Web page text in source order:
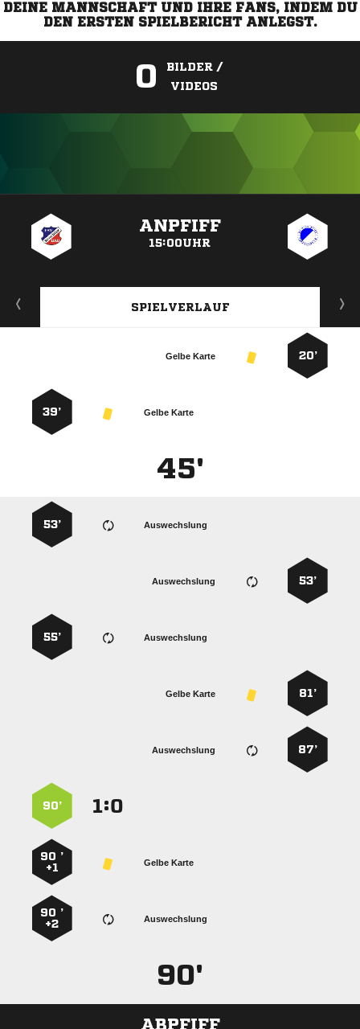
DEINE MANNSCHAFT UND IHRE FANS, INDEM DU
DEN ERSTEN SPIELBERICHT ANLEGST.
0
BILDER /
VIDEOS
ANPFIFF
15:00UHR
SPIELVERLAUF
20’
Gelbe Karte
Gelbe Karte
39’
45'
Auswechslung
53’
53’
Auswechslung
Auswechslung
55’
81’
Gelbe Karte
87’
Auswechslung
:
90’
Gelbe Karte
90 ’
+1
Auswechslung
90 ’
+2
90'
ABPFIFF